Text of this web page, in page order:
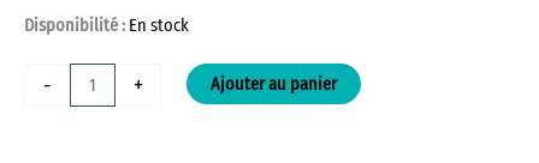
Disponibilité : En stock
- + Ajouter au panier